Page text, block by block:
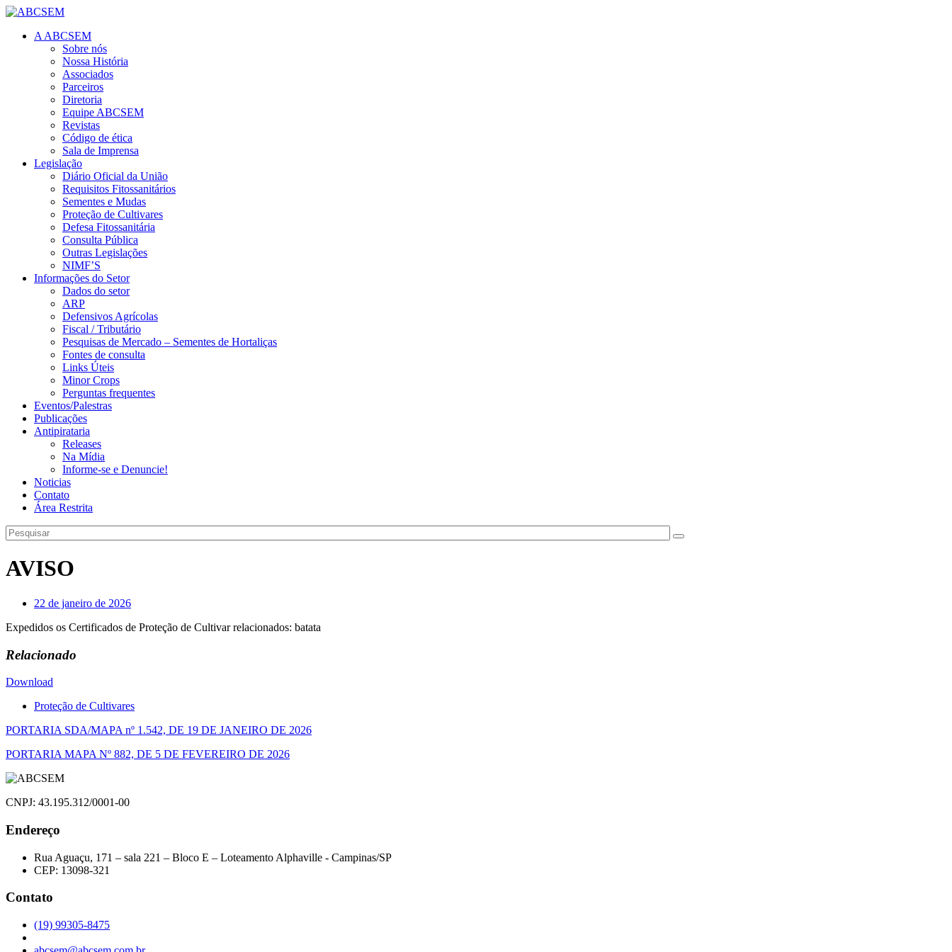
A ABCSEM
Sobre nós
Nossa História
Associados
Parceiros
Diretoria
Equipe ABCSEM
Revistas
Código de ética
Sala de Imprensa
Legislação
Diário Oficial da União
Requisitos Fitossanitários
Sementes e Mudas
Proteção de Cultivares
Defesa Fitossanitária
Consulta Pública
Outras Legislações
NIMF’S
Informações do Setor
Dados do setor
ARP
Defensivos Agrícolas
Fiscal / Tributário
Pesquisas de Mercado – Sementes de Hortaliças
Fontes de consulta
Links Úteis
Minor Crops
Perguntas frequentes
Eventos/Palestras
Publicações
Antipirataria
Releases
Na Mídia
Informe-se e Denuncie!
Noticias
Contato
Área Restrita
AVISO
22 de janeiro de 2026
Expedidos os Certificados de Proteção de Cultivar relacionados: batata
Relacionado
Download
Proteção de Cultivares
Navegação
de
Post
PORTARIA SDA/MAPA nº 1.542, DE 19 DE JANEIRO DE 2026
PORTARIA MAPA Nº 882, DE 5 DE FEVEREIRO DE 2026
CNPJ: 43.195.312/0001-00
Endereço
Rua Aguaçu, 171 – sala 221 – Bloco E – Loteamento Alphaville - Campinas/SP
CEP: 13098-321
Contato
(19) 99305-8475